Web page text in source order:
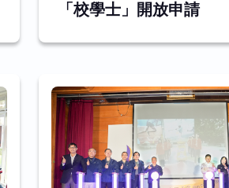
「校學士」開放申請